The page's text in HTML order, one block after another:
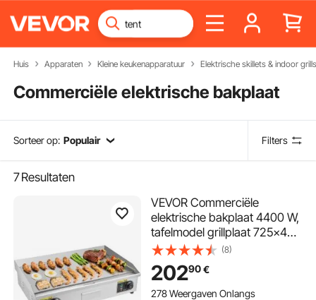
Huis Apparaten Kleine keukenapparatuur Elektrische skillets & indoor grills
Commerciële elektrische bakplaat
Sorteer op: Populair Filters
7Resultaten
VEVOR Commerciële
elektrische bakplaat 4400 W,
tafelmodel grillplaat 725x400
mm grilloppervlak, 50–300
°C elektrische grill met 2
spatels, 2 borstels en 4
voetjes, voor steaks,
(8)
20290€
278 Weergaven Onlangs